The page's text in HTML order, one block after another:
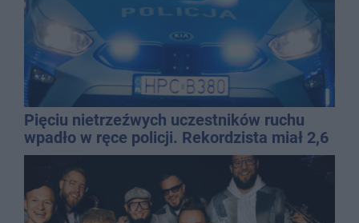
Pięciu nietrzeźwych uczestników ruchu
wpadło w ręce policji. Rekordzista miał 2,6
promila